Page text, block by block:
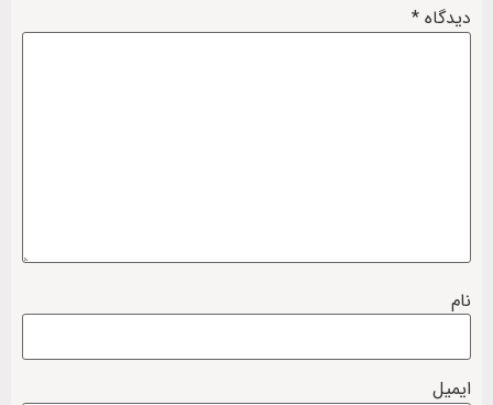
دیدگاه *
نام
ایمیل